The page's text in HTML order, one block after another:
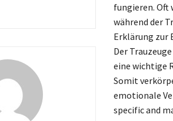
fungieren. Oft
während der
Erklärung zur
Der
eine wichtige
Somit
emotionale
specific and